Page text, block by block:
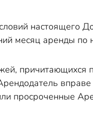
настоящего
месяц аренды
вправе
просроченные